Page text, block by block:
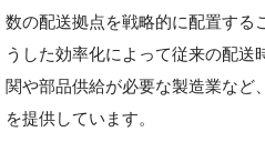
数の配送拠点を戦略的に配置する
うした効率化によって従来の配
関や部品供給が必要な製造業など
を提供しています。